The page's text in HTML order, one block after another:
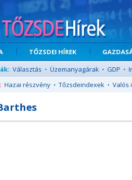
TŐZSDEI HÍREK
Választás • Üzemanyagárak • GDP •
Hazai részvény • Tőzsdeindexek • Valós